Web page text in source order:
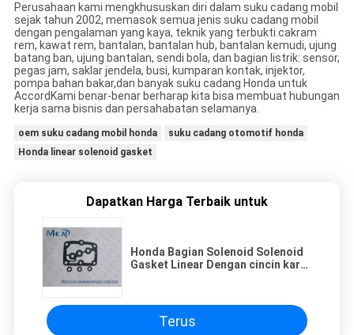
Perusahaan kami mengkhususkan diri dalam suku cadang mobil
sejak tahun 2002, memasok semua jenis suku cadang mobil
dengan pengalaman yang kaya, teknik yang terbukti.cakram
rem, kawat rem, bantalan, bantalan hub, bantalan kemudi, ujung
batang ban, ujung bantalan, sendi bola, dan bagian listrik: sensor,
pegas jam, saklar jendela, busi, kumparan kontak, injektor,
pompa bahan bakar,dan banyak suku cadang Honda untuk
AccordKami benar-benar berharap kita bisa membuat hubungan
kerja sama bisnis dan persahabatan selamanya.
oem suku cadang mobil honda
suku cadang otomotif honda
Honda linear solenoid gasket
Dapatkan Harga Terbaik untuk
Honda Bagian Solenoid Solenoid
Gasket Linear Dengan cincin karet
Terus